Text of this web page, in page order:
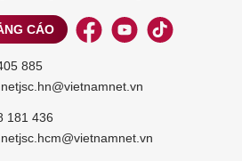
CÁO
885
181 436